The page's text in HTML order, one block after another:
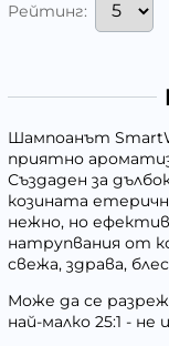
Рейтинг:
Шампоанът
приятно
Създаден за
козината
нежно, но
натрупвания от
свежа, здрава,
Може да се
най-малко 25:1 -